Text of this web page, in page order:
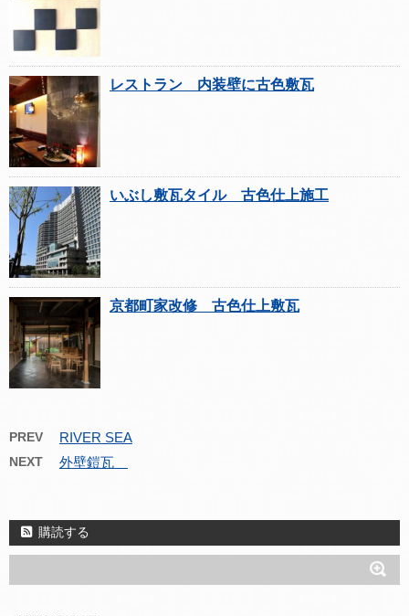
レストラン 内装壁に古色敷瓦
いぶし敷瓦タイル 古色仕上施工
京都町家改修 古色仕上敷瓦
PREV RIVER SEA
NEXT 外壁鎧瓦
購読する